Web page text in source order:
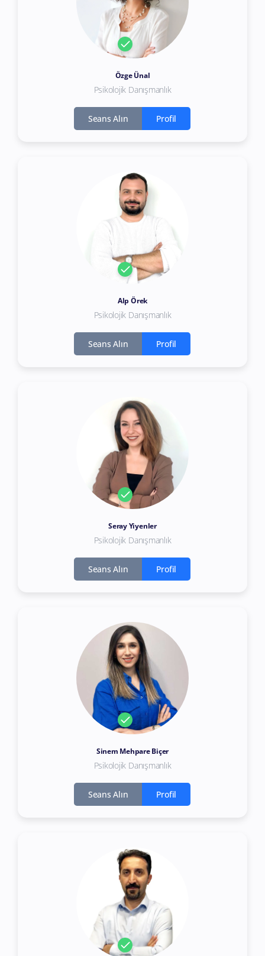
Özge Ünal
Psikolojik Danışmanlık
Seans Alın Profil
Alp Örek
Psikolojik Danışmanlık
Seans Alın Profil
Seray Yiyenler
Psikolojik Danışmanlık
Seans Alın Profil
Sinem Mehpare Biçer
Psikolojik Danışmanlık
Seans Alın Profil